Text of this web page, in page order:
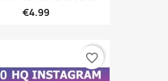
€4.99
favorite_border